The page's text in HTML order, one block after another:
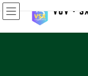
コ
ン
ン
ナ
ビ
ー